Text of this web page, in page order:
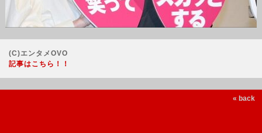
(C)エンタメOVO
記事はこちら！！
« back